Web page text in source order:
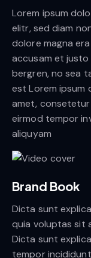
Lorem ipsum
elitr, sed diam
dolore magna
accusam et
bergren, no sea
est Lorem ipsum
amet,
eirmod tempor
aliquyam
Brand Book
Dicta sunt
quia voluptas sit
Dicta sunt
tempor